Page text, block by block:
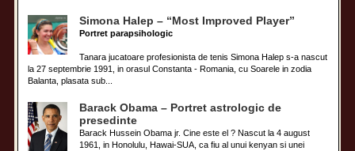
Simona Halep – “Most Improved Player”
Portret parapsihologic
Tanara jucatoare profesionista de tenis Simona Halep s-a nascut
la 27 septembrie 1991, in orasul Constanta - Romania, cu Soarele in zodia
Balanta, plasata sub...
Barack Obama – Portret astrologic de
presedinte
Barack Hussein Obama jr. Cine este el ? Nascut la 4 august
1961, in Honolulu, Hawai-SUA, ca fiu al unui kenyan si unei